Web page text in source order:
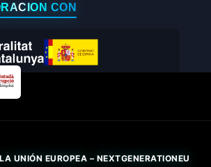
CON
UNIÓN EUROPEA – NEXTGENERATIONEU